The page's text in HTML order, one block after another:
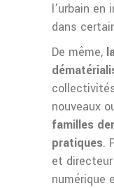
l’urbain en
dans
De même,
nouveaux
familles
pratiques.
et directeur
numérique